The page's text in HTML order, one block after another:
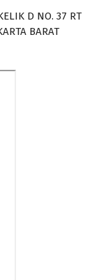
D NO. 37 RT
BARAT